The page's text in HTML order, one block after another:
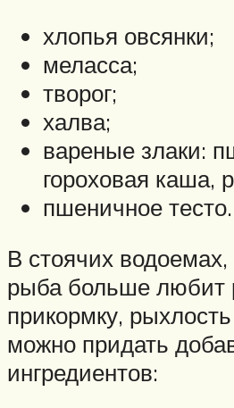
хлопья овсянки;
меласса;
творог;
халва;
вареные злаки:
гороховая каша,
пшеничное тесто.
В стоячих водоемах,
рыба больше любит
прикормку,
можно придать
ингредиентов: